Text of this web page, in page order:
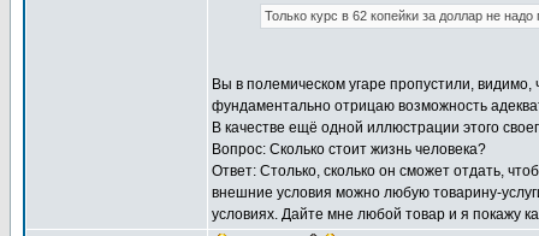
Только курс в 62 копейки за доллар не
Вы в полемическом угаре пропустили,
фундаментально отрицаю возможность
В качестве ещё одной иллюстрации этого
Вопрос: Сколько стоит жизнь человека?
Ответ: Столько, сколько он сможет отдать,
внешние условия можно любую товарину-
условиях. Дайте мне любой товар и я покажу